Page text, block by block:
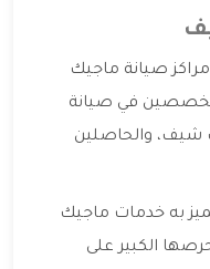
صيانة ماجيك
في صيانة
شيف، والحاصلين
به خدمات ماجيك
الكبير على